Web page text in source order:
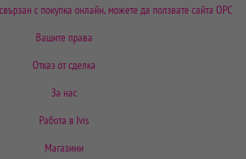
с покупка онлайн, можете да ползвате сайта ОРС
Вашите права
Отказ от сделка
За нас
Работа в Ivis
Магазини